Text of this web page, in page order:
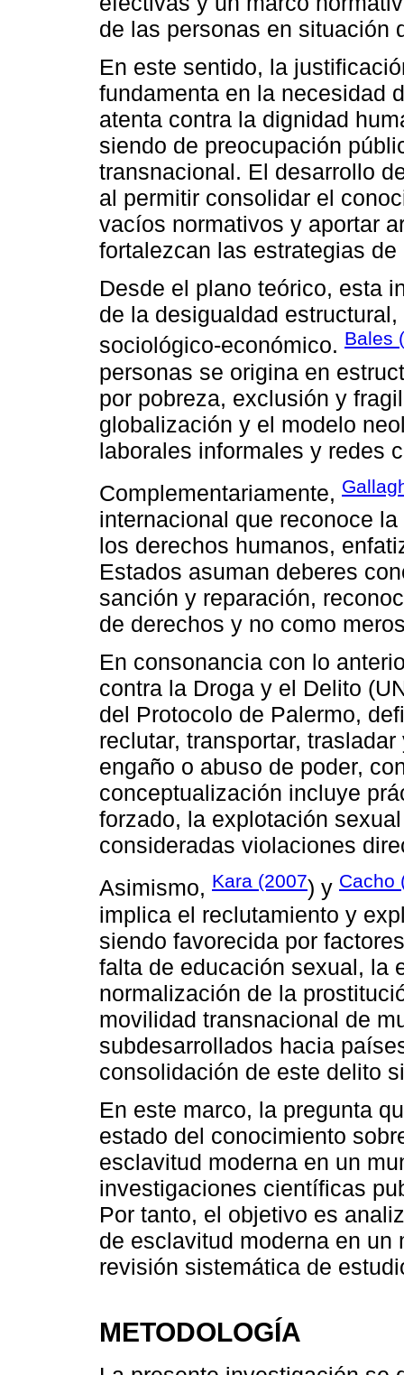
de las personas en situación
En este sentido, la
fundamenta en la necesidad
atenta contra la dignidad
siendo de preocupación
transnacional. El desarrollo
al permitir consolidar el
vacíos normativos y aportar
fortalezcan las estrategias
Desde el plano teórico, esta
de la desigualdad
sociológico-económico. Bales
personas se origina en
por pobreza, exclusión y
globalización y el modelo
laborales informales y redes
Complementariamente,
internacional que reconoce
los derechos humanos,
Estados asuman deberes
sanción y reparación,
de derechos y no como
En consonancia con lo
contra la Droga y el Delito
del Protocolo de Palermo,
reclutar, transportar,
engaño o abuso de poder,
conceptualización incluye
forzado, la explotación
consideradas violaciones
Asimismo, Kara (2007) y Cacho
implica el reclutamiento y
siendo favorecida por
falta de educación sexual, la
normalización de la
movilidad transnacional de
subdesarrollados hacia
consolidación de este delito
En este marco, la pregunta
estado del conocimiento
esclavitud moderna en un
investigaciones científicas
Por tanto, el objetivo es
de esclavitud moderna en
revisión sistemática de
METODOLOGÍA